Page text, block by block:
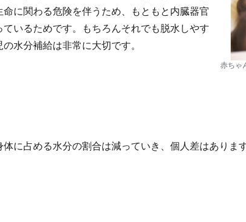
赤ちゃ
に関わる危険を伴うため、もともと内臓器官
いるためです。もちろんそれでも脱水しやす
水分補給は非常に大切です。
に占める水分の割合は減っていき、個人差はありま